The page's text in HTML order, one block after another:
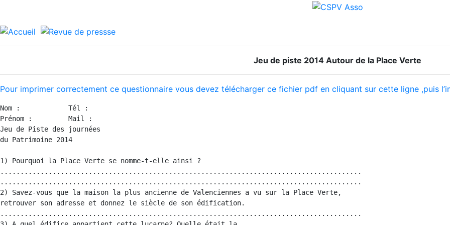
Jeu de piste 2014 Autour de la Place Verte
Pour imprimer correctement ce questionnaire vous devez télécharger ce fichier pdf en cliquant sur cette ligne ,puis
Nom :            Tél :
Prénom :         Mail :
Jeu de Piste des journées
du Patrimoine 2014
1) Pourquoi la Place Verte se nomme-t-elle ainsi ?
..........................................................................................
..........................................................................................
2) Savez-vous que la maison la plus ancienne de Valenciennes a vu sur la Place Verte,
retrouver son adresse et donnez le siècle de son édification.
..........................................................................................